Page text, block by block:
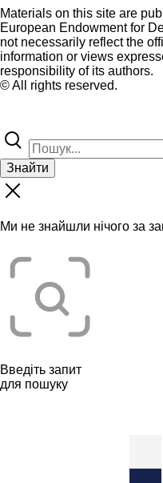
Materials on this site are
European Endowment for
not necessarily reflect the
information or views
responsibility of its authors.
© All rights reserved.
Знайти
Ми не знайшли нічого за
Введіть запит
для пошуку